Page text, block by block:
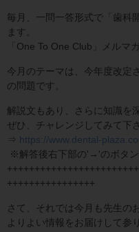
毎月、一問一答形式で「歯科
ます。
「One To One Club」メルマ
今月のテーマは、今年度改定
の問題です。
解説文もあり、さらに知識を
ぜひ、チャレンジしてみて下
⇒ https://www.dental-
※解答後右下部の'→'のボタン
++++++++++++++++
さて、それでは今月も先生の
よりよい情報をお届けして参